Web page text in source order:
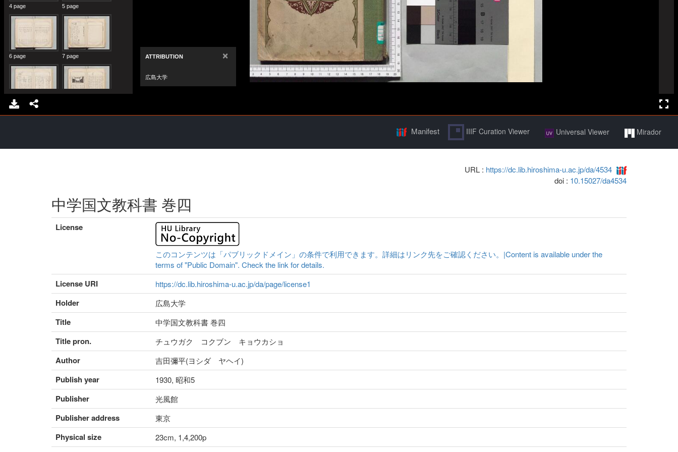
Manifest IIIF Curation Viewer Universal Viewer Mirador
URL : https://dc.lib.hiroshima-u.ac.jp/da/4534
doi : 10.15027/da4534
中学国文教科書 巻四
License
このコンテンツは「パブリックドメイン」の条件で利用できます。詳細はリンク先をご確認ください。|Content is available under the
terms of "Public Domain". Check the link for details.
License URI https://dc.lib.hiroshima-u.ac.jp/da/page/license1
Holder 広島大学
Title 中学国文教科書 巻四
Title pron. チュウガク コクブン キョウカショ
Author 吉田彌平(ヨシダ ヤヘイ)
Publish year 1930, 昭和5
Publisher 光風館
Publisher address 東京
Physical size 23cm, 1,4,200p